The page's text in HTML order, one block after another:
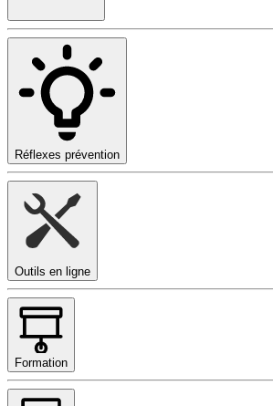
Réflexes prévention
Outils en ligne
Formation